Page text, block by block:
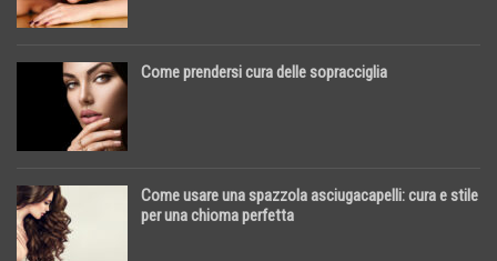
Come prendersi cura delle sopracciglia
Come usare una spazzola asciugacapelli: cura e stile
per una chioma perfetta